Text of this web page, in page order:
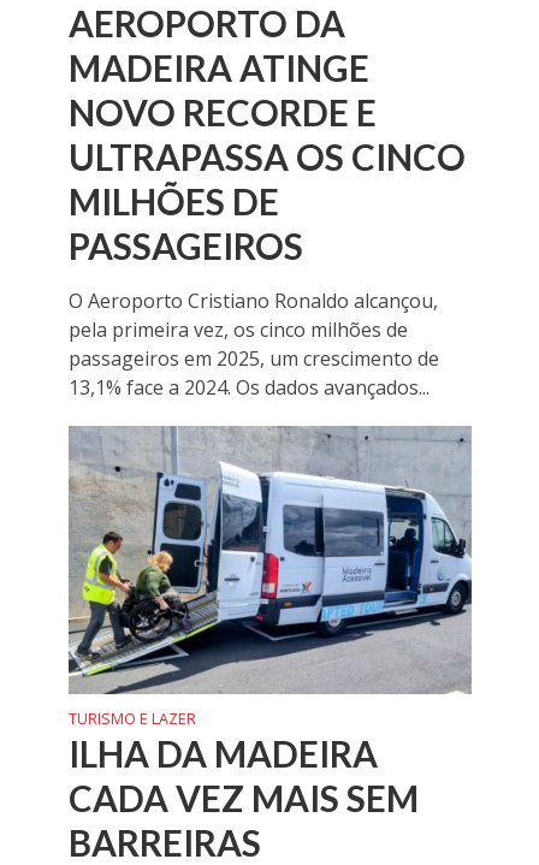
AEROPORTO DA
MADEIRA ATINGE
NOVO RECORDE E
ULTRAPASSA OS CINCO
MILHÕES DE
PASSAGEIROS
O Aeroporto Cristiano Ronaldo alcançou,
pela primeira vez, os cinco milhões de
passageiros em 2025, um crescimento de
13,1% face a 2024. Os dados avançados...
TURISMO E LAZER
ILHA DA MADEIRA
CADA VEZ MAIS SEM
BARREIRAS